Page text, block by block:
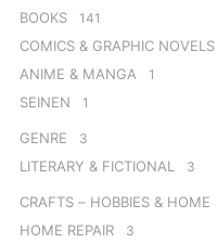
BOOKS 141
COMICS & GRAPHIC NOVELS
ANIME & MANGA 1
SEINEN 1
GENRE 3
LITERARY & FICTIONAL 3
CRAFTS – HOBBIES & HOME
HOME REPAIR 3